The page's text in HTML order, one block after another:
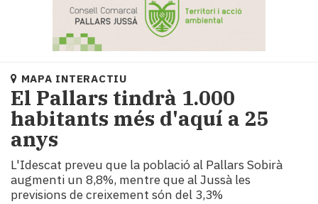
Societat
Política
i
municipis
Economia
i
turisme
Cultura
MAPA INTERACTIU
El Pallars tindrà 1.000
habitants més d'aquí a 25
anys
L'Idescat preveu que la població al Pallars Sobirà
augmenti un 8,8%, mentre que al Jussà les
previsions de creixement són del 3,3%